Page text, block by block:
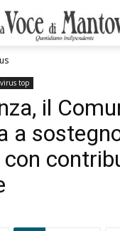
top
il
a